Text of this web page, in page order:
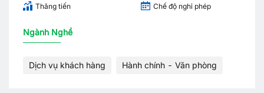
Thăng tiến
Chế độ nghỉ phép
Ngành Nghề
Dịch vụ khách hàng Hành chính - Văn phòng